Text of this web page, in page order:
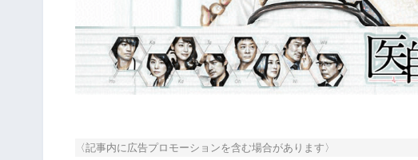
〈記事内に広告プロモーションを含む場合があります〉